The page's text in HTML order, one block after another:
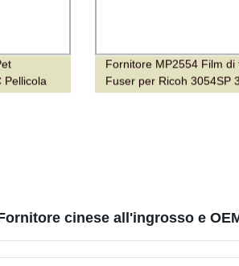
Pellicola
Fornitore MP2554 Film di
Fuser per Ricoh 3054SP
4054SP 5054SP 6054SP
cinese all'ingrosso e